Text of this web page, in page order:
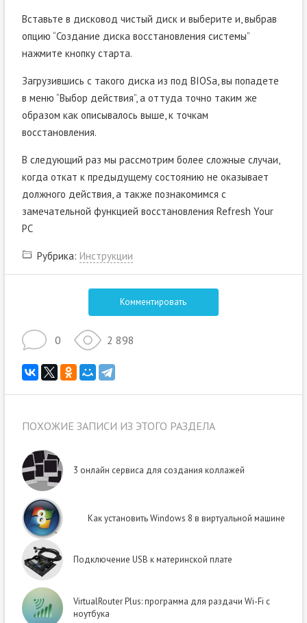
Вставьте в дисковод чистый диск и выберите и, выбрав
опцию “Создание диска восстановления системы”
нажмите кнопку старта.
Загрузившись с такого диска из под BIOSa, вы попадете
в меню “Выбор действия”, а оттуда точно таким же
образом как описывалось выше, к точкам
восстановления.
В следующий раз мы рассмотрим более сложные случаи,
когда откат к предыдущему состоянию не оказывает
должного действия, а также познакомимся с
замечательной функцией восстановления Refresh Your
PC
Рубрика: Инструкции
Комментировать
0 2 898
ПОХОЖИЕ ЗАПИСИ ИЗ ЭТОГО РАЗДЕЛА
3 онлайн сервиса для создания коллажей
Как установить Windows 8 в виртуальной машине
Подключение USB к материнской плате
VirtualRouter Plus: программа для раздачи Wi-Fi с
ноутбука